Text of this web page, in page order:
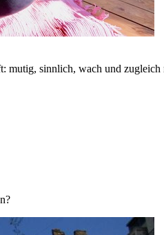
mutig, sinnlich, wach und